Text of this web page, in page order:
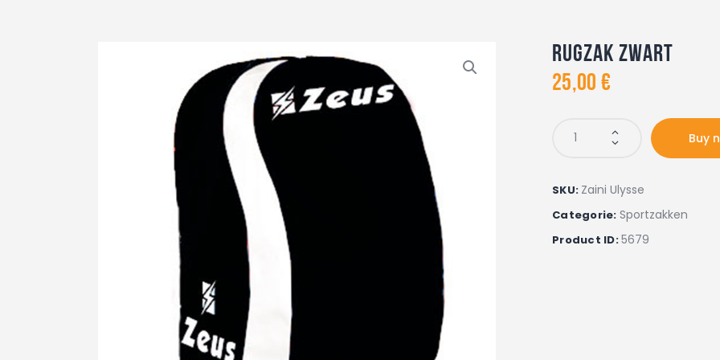
Rugzak zwart
25,00 €
Buy
SKU: Zaini Ulysse
Categorie: Sportzakken
Product ID:5679